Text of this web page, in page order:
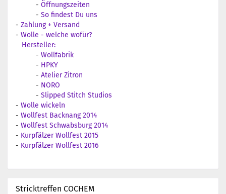
- Öffnungszeiten
- So findest Du uns
- Zahlung + Versand
- Wolle - welche wofür?
Hersteller:
- Wollfabrik
- HPKY
- Atelier Zitron
- NORO
- Slipped Stitch Studios
- Wolle wickeln
- Wollfest Backnang 2014
- Wollfest Schwabsburg 2014
- Kurpfälzer Wollfest 2015
- Kurpfälzer Wollfest 2016
Stricktreffen COCHEM